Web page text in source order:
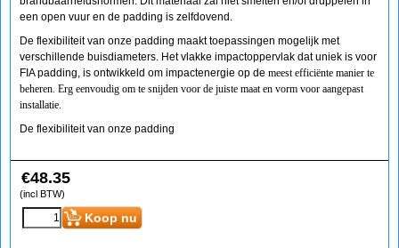
een open vuur en de padding is zelfdovend.
De flexibiliteit van onze padding maakt toepassingen mogelijk met
verschillende buisdiameters. Het vlakke impactoppervlak dat uniek is voor
FIA padding, is ontwikkeld om impactenergie op de meest efficiënte manier te
beheren. Erg eenvoudig om te snijden voor de juiste maat en vorm voor aangepast
installatie.
De flexibiliteit van onze padding
€48.35
(incl BTW)
Koop nu